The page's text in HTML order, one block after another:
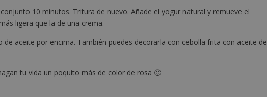
10 minutos. Tritura de nuevo. Añade el yogur natural y remueve el
ligera que la de una crema.
aceite por encima. También puedes decorarla con cebolla frita con aceite de
tu vida un poquito más de color de rosa 🙂